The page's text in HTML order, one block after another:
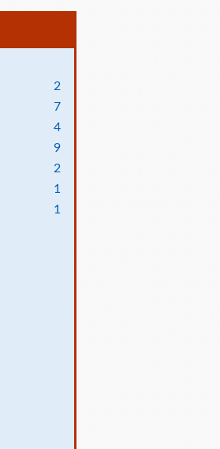
2
7
4
9
2
1
1